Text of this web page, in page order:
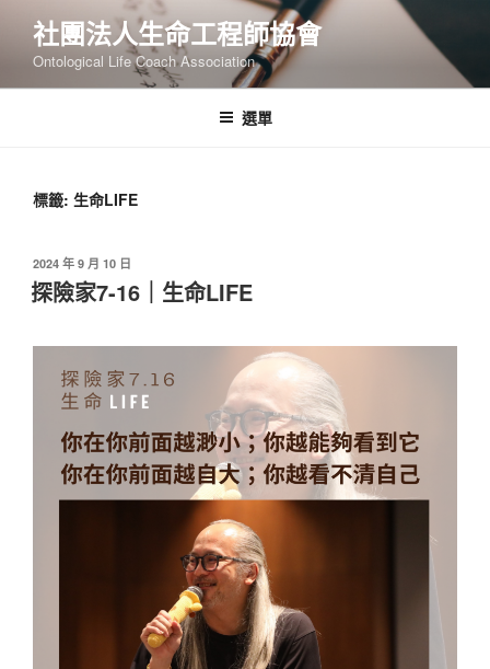
要
社團法人生命工程師協會
Ontological Life Coach Association
選單
標籤: 生命LIFE
發
佈
於
2024 年 9 月 10 日
探險家7-16｜生命LIFE